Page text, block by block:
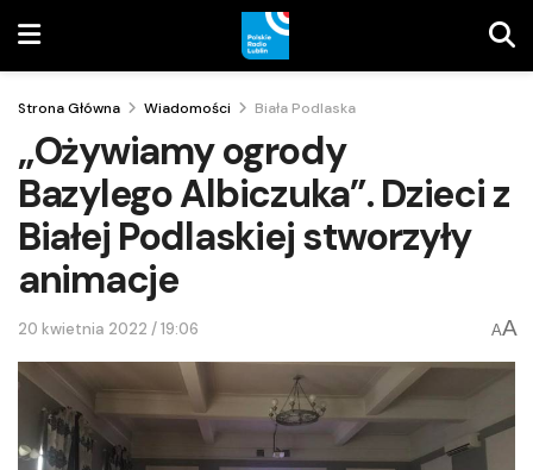
Strona Główna Wiadomości Biała Podlaska
„Ożywiamy ogrody
Bazylego Albiczuka”. Dzieci z
Białej Podlaskiej stworzyły
animacje
20 kwietnia 2022 / 19:06 AA